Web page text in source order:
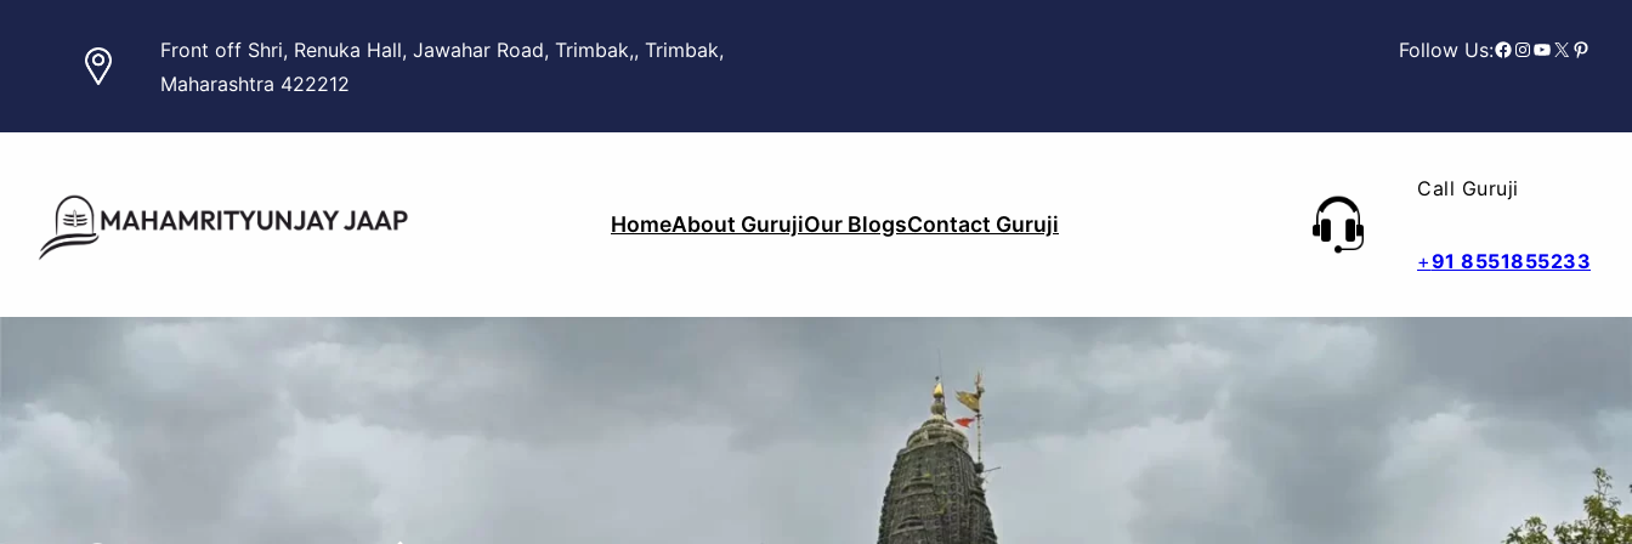
Front off Shri, Renuka Hall, Jawahar Road, Trimbak,, Trimbak,
Maharashtra 422212
Follow Us:Facebook Instagram YouTube X Pinterest
HomeAbout GurujiOur BlogsContact Guruji
Call Guruji
+91 8551855233